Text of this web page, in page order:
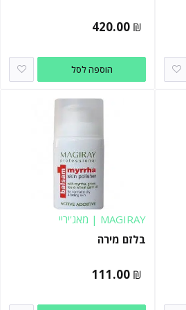
420.00 ₪
הוספה לסל
MAGIRAY | מאג'יריי
בלזם מירה
111.00 ₪